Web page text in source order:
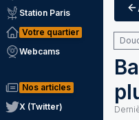
Station Paris
Votre quartier
Webcams
Nos articles
X (Twitter)